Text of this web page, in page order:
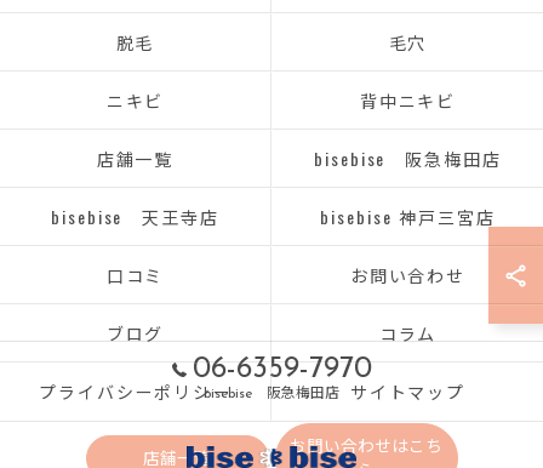
06-6359-7970
bisebise 阪急梅田店
店舗一覧
お問い合わせはこち
脱毛 毛穴
ニキビ 背中ニキビ
店舗一覧 bisebise 阪急梅田店
bisebise 天王寺店 bisebise 神戸三宮店
口コミ お問い合わせ
ブログ コラム
プライバシーポリシー サイトマップ